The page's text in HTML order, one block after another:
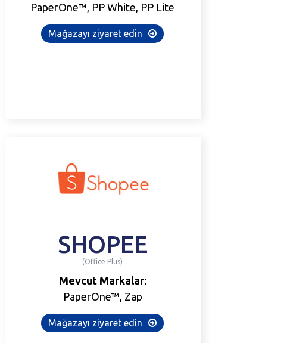
PaperOne™, PP White, PP Lite
Mağazayı ziyaret edin
SHOPEE
(Office Plus)
Mevcut Markalar:
PaperOne™, Zap
Mağazayı ziyaret edin